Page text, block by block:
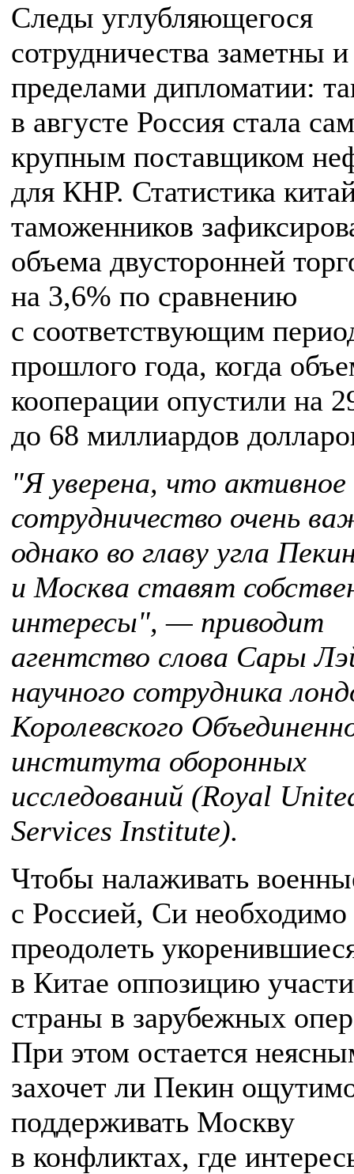
Следы углубляющегося
сотрудничества заметны и
пределами дипломатии:
в августе Россия стала
крупным поставщиком
для КНР. Статистика
таможенников
объема двусторонней
на 3,6% по сравнению
с соответствующим
прошлого года, когда
кооперации опустили на
до 68 миллиардов
"Я уверена, что активное
сотрудничество очень
однако во главу угла
и Москва ставят
интересы", — приводит
агентство слова Сары
научного сотрудника
Королевского
института оборонных
исследований (Royal
Services Institute).
Чтобы налаживать
с Россией, Си необходимо
преодолеть
в Китае оппозицию
страны в зарубежных
При этом остается
захочет ли Пекин
поддерживать Москву
в конфликтах, где